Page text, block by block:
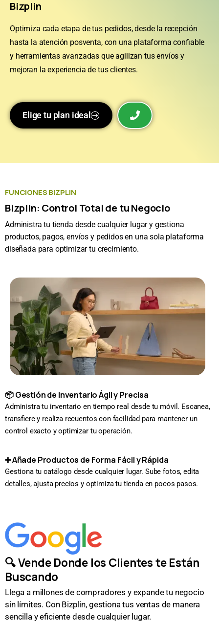
Bizplin
Optimiza cada etapa de tus pedidos, desde la recepción
hasta la atención posventa, con una plataforma confiable
y herramientas avanzadas que agilizan tus envíos y
mejoran la experiencia de tus clientes.
Elige tu plan ideal
FUNCIONES BIZPLIN
Bizplin: Control Total de tu Negocio
Administra tu tienda desde cualquier lugar y gestiona
productos, pagos, envíos y pedidos en una sola plataforma
diseñada para optimizar tu crecimiento.
📦 Gestión de Inventario Ágil y Precisa
Administra tu inventario en tiempo real desde tu móvil. Escanea,
transfiere y realiza recuentos con facilidad para mantener un
control exacto y optimizar tu operación.
➕ Añade Productos de Forma Fácil y Rápida
Gestiona tu catálogo desde cualquier lugar. Sube fotos, edita
detalles, ajusta precios y optimiza tu tienda en pocos pasos.
🔍 Vende Donde los Clientes te Están
Buscando
Llega a millones de compradores y expande tu negocio
sin límites. Con Bizplin, gestiona tus ventas de manera
sencilla y eficiente desde cualquier lugar.